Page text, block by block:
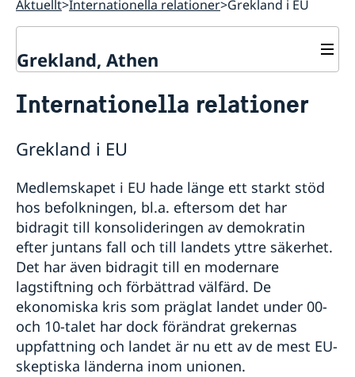
Aktuellt Internationella relationer Grekland i EU
Grekland, Athen
Svenskrelaterade föreningar
Om oss
Dataskyddspolicy
Så stöttar vi svenska företag
Team Sweden
Så kan du få stöd
Svenska företag i
Anmäl handelshinder
Nyheter
Ändrad handläggningsprocess för
pappersansökningar
Internationella relationer
Grekland i EU
Medlemskapet i EU hade länge ett starkt stöd
hos befolkningen, bl.a. eftersom det har
bidragit till konsolideringen av demokratin
efter juntans fall och till landets yttre säkerhet.
Det har även bidragit till en modernare
lagstiftning och förbättrad välfärd. De
ekonomiska kris som präglat landet under 00-
och 10-talet har dock förändrat grekernas
uppfattning och landet är nu ett av de mest EU-
skeptiska länderna inom unionen.